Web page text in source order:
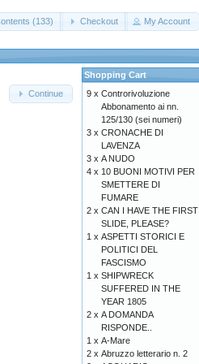
(133) Checkout My Account
Continue
Shopping Cart
9 x Controrivoluzione
Abbonamento ai nn.
125/130 (sei numeri)
3 x CRONACHE DI
LAVENZA
3 x A NUDO
4 x 10 BUONI MOTIVI PER
SMETTERE DI
FUMARE
2 x CAN I HAVE THE FIRST
SLIDE, PLEASE?
1 x ASPETTI STORICI E
POLITICI DEL
FASCISMO
1 x SHIPWRECK
SUFFERED IN THE
YEAR 1805
2 x A DOMANDA
RISPONDE..
1 x A-Mare
2 x Abruzzo letterario n. 2